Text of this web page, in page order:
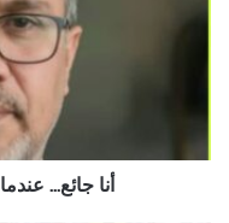
أنا جائع...